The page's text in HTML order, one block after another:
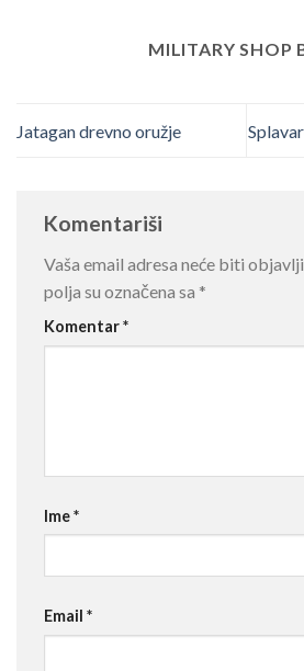
MILITARY SHOP
Jatagan drevno oružje
Komentariši
Vaša email adresa neće biti
polja su označena sa *
Komentar*
Ime*
Email *